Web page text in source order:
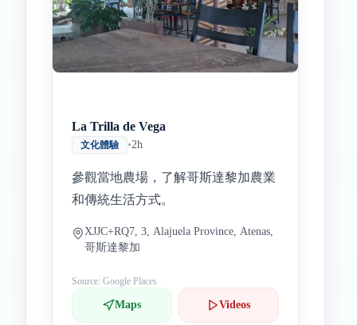
La Trilla de Vega
文化體驗 •2h
參觀當地農場，了解哥斯達黎加農業
和傳統生活方式。
XJJC+RQ7, 3, Alajuela Province, Atenas,
哥斯達黎加
Source: Google Places
Maps Videos